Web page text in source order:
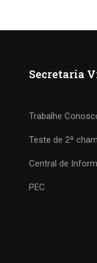
Secretaria
Trabalhe
Teste de 2ª
Central de
PEC